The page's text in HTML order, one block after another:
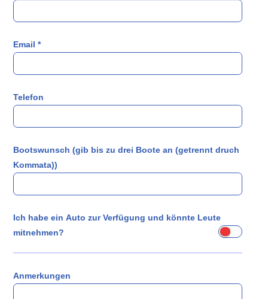
Email*
Telefon
Bootswunsch (gib bis zu drei Boote an (getrennt druch
Kommata))
Ich habe ein Auto zur Verfügung und könnte Leute
mitnehmen?
Anmerkungen